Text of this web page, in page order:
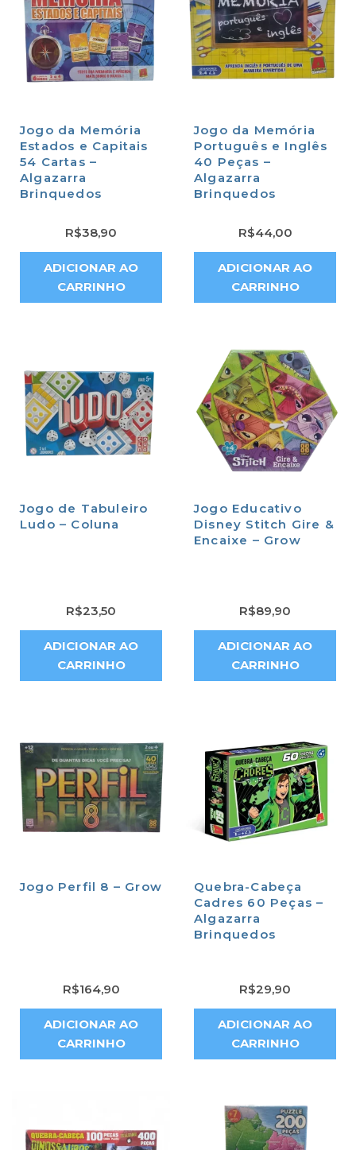
Jogo da Memória
Estados e Capitais
54 Cartas –
Algazarra
Brinquedos
R$38,90
ADICIONAR AO
CARRINHO
Jogo da Memória
Português e Inglês
40 Peças –
Algazarra
Brinquedos
R$44,00
ADICIONAR AO
CARRINHO
Jogo de Tabuleiro
Ludo – Coluna
R$23,50
ADICIONAR AO
CARRINHO
Jogo Educativo
Disney Stitch Gire &
Encaixe – Grow
R$89,90
ADICIONAR AO
CARRINHO
Jogo Perfil 8 – Grow
R$164,90
ADICIONAR AO
CARRINHO
Quebra-Cabeça
Cadres 60 Peças –
Algazarra
Brinquedos
R$29,90
ADICIONAR AO
CARRINHO